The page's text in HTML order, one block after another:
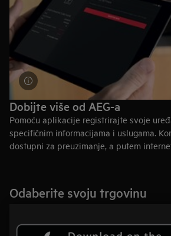
Dobijte više od AEG-a
Pomoću aplikacije registrirajte svoje
specifičnim informacijama i uslugama.
dostupni za preuzimanje, a putem
Odaberite svoju trgovinu